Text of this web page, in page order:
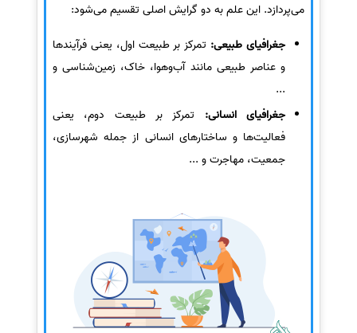
می‌پردازد. این علم به دو گرایش اصلی تقسیم می‌شود:
جغرافیای طبیعی: تمرکز بر طبیعت اول، یعنی فرآیندها
و عناصر طبیعی مانند آب‌وهوا، خاک، زمین‌شناسی و
...
جغرافیای انسانی: تمرکز بر طبیعت دوم، یعنی
فعالیت‌ها و ساختارهای انسانی از جمله شهرسازی،
جمعیت، مهاجرت و ...